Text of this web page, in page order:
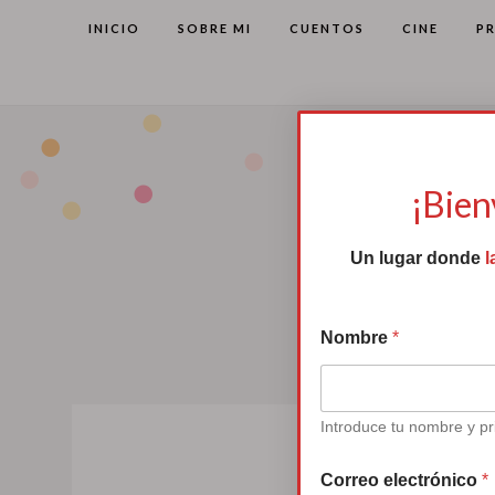
INICIO SOBRE MI CUENTOS CINE
Un lugar donde
Nombre *
Introduce tu nombre y
Correo electrónico *